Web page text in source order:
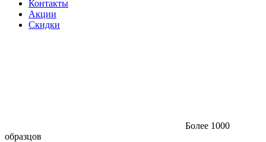
Контакты
Акции
Скидки
Более 1000
образцов